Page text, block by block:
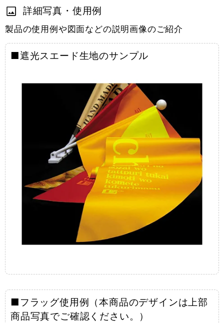
詳細写真・使用例
製品の使用例や図面などの説明画像のご紹介
■遮光スエード生地のサンプル
■フラッグ使用例（本商品のデザインは上部
商品写真でご確認ください。）